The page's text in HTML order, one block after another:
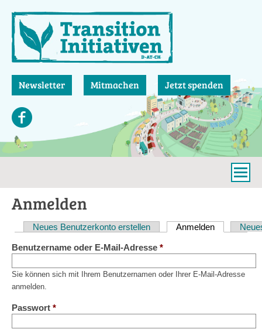
zum
Inhalt
Newsletter Mitmachen Jetzt spenden
Anmelden
Haupt-
Reiter
Neues Benutzerkonto erstellen Anmelden(aktiver
Benutzername oder E-Mail-Adresse *
Sie können sich mit Ihrem Benutzernamen oder Ihrer E-Mail-Adresse
anmelden.
Passwort *